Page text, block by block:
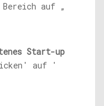
auf „
Start-up
auf '